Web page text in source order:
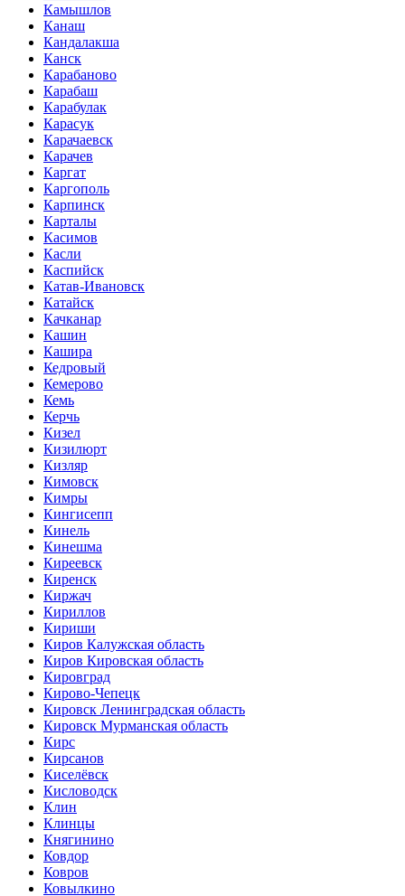
Камышлов
Канаш
Кандалакша
Канск
Карабаново
Карабаш
Карабулак
Карасук
Карачаевск
Карачев
Каргат
Каргополь
Карпинск
Карталы
Касимов
Касли
Каспийск
Катав-Ивановск
Катайск
Качканар
Кашин
Кашира
Кедровый
Кемерово
Кемь
Керчь
Кизел
Кизилюрт
Кизляр
Кимовск
Кимры
Кингисепп
Кинель
Кинешма
Киреевск
Киренск
Киржач
Кириллов
Кириши
Киров Калужская область
Киров Кировская область
Кировград
Кирово-Чепецк
Кировск Ленинградская область
Кировск Мурманская область
Кирс
Кирсанов
Киселёвск
Кисловодск
Клин
Клинцы
Княгинино
Ковдор
Ковров
Ковылкино